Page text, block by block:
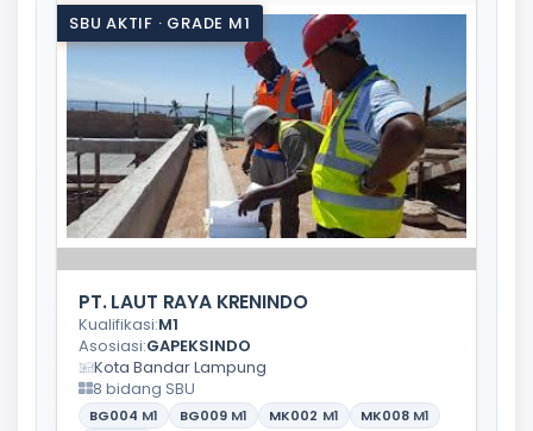
SBU AKTIF · GRADE M1
PT. LAUT RAYA KRENINDO
Kualifikasi:M1
Asosiasi:GAPEKSINDO
Kota Bandar Lampung
8 bidang SBU
BG004 M1 BG009 M1 MK002 M1 MK008 M1